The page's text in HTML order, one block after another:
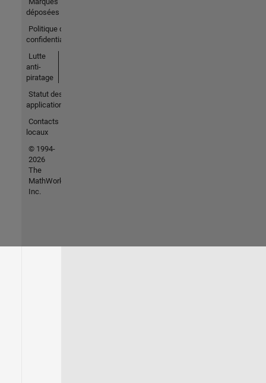
déposées
Politique de
confidentialité
Lutte
anti-
piratage
Statut des
applications
Contacts
locaux
© 1994-
2026
The
MathWorks,
Inc.